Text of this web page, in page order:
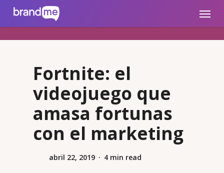
brandme.la Menu
Fortnite: el
videojuego que
amasa fortunas
con el marketing
abril 22, 2019 4 min read